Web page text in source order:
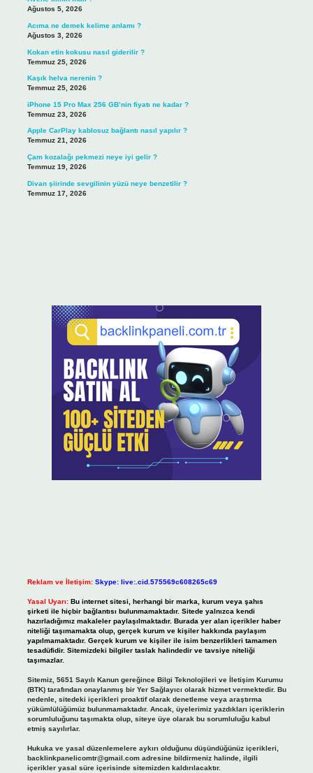
Ağustos 5, 2026
Acıma ne demek kelime anlamı ?
Ağustos 3, 2026
Kokan etin kokusu nasıl giderilir ?
Temmuz 25, 2026
Kaşık helva nerenin ?
Temmuz 25, 2026
iPhone 15 Pro Max 256 GB’nin fiyatı ne kadar ?
Temmuz 23, 2026
Apple CarPlay kablosuz bağlantı nasıl yapılır ?
Temmuz 21, 2026
Çam kozalağı pekmezi neye iyi gelir ?
Temmuz 19, 2026
Divan şiirinde sevgilinin yüzü neye benzetilir ?
Temmuz 17, 2026
Reklam ve İletişim: Skype: live:.cid.575569c608265c69
Yasal Uyarı: Bu internet sitesi, herhangi bir marka, kurum veya şahıs
şirketi ile hiçbir bağlantısı bulunmamaktadır. Sitede yalnızca kendi
hazırladığımız makaleler paylaşılmaktadır. Burada yer alan içerikler haber
niteliği taşımamakta olup, gerçek kurum ve kişiler hakkında paylaşım
yapılmamaktadır. Gerçek kurum ve kişiler ile isim benzerlikleri tamamen
tesadüfidir. Sitemizdeki bilgiler taslak halindedir ve tavsiye niteliği
taşımazlar.
Sitemiz, 5651 Sayılı Kanun gereğince Bilgi Teknolojileri ve İletişim Kurumu
(BTK) tarafından onaylanmış bir Yer Sağlayıcı olarak hizmet vermektedir. Bu
nedenle, sitedeki içerikleri proaktif olarak denetleme veya araştırma
yükümlülüğümüz bulunmamaktadır. Ancak, üyelerimiz yazdıkları içeriklerin
sorumluluğunu taşımakta olup, siteye üye olarak bu sorumluluğu kabul
etmiş sayılırlar.
Hukuka ve yasal düzenlemelere aykırı olduğunu düşündüğünüz içerikleri,
backlinkpanelicomtr@gmail.comadresine bildirmeniz halinde, ilgili
içerikler yasal süre içerisinde sitemizden kaldırılacaktır.